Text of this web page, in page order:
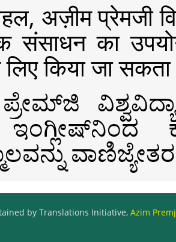
अज़ीम प्रेमजी
संसाधन का
लिए किया जा
ಇಂಗ್ಲೀಷ್‍ನಿಂದ
by Translations Initiative, Azim